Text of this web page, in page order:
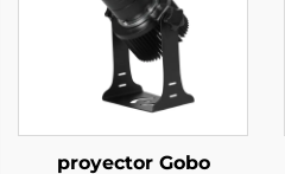
proyector Gobo